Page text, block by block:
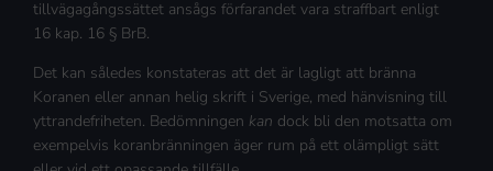
tillvägagångssättet ansågs förfarandet vara straffbart enligt
16 kap. 16 § BrB.
Det kan således konstateras att det är lagligt att bränna
Koranen eller annan helig skrift i Sverige, med hänvisning till
yttrandefriheten. Bedömningen kan dock bli den motsatta om
exempelvis koranbränningen äger rum på ett olämpligt sätt